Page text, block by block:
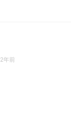
2年前